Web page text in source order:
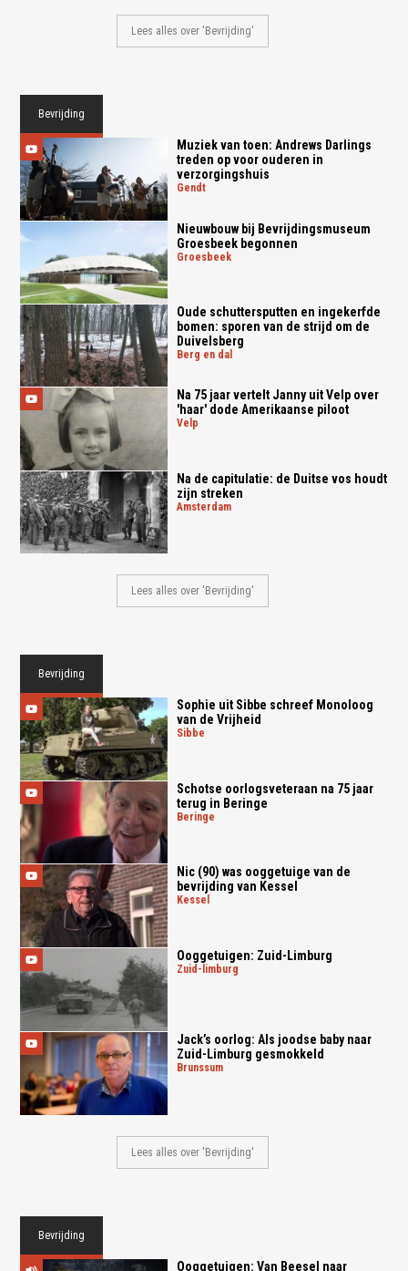
Lees alles over 'Bevrijding'
Bevrijding
Muziek van toen: Andrews Darlings
treden op voor ouderen in
verzorgingshuis
gendt
Nieuwbouw bij Bevrijdingsmuseum
Groesbeek begonnen
groesbeek
Oude schuttersputten en ingekerfde
bomen: sporen van de strijd om de
Duivelsberg
berg en dal
Na 75 jaar vertelt Janny uit Velp over
'haar' dode Amerikaanse piloot
velp
Na de capitulatie: de Duitse vos houdt
zijn streken
amsterdam
Lees alles over 'Bevrijding'
Bevrijding
Sophie uit Sibbe schreef Monoloog
van de Vrijheid
sibbe
Schotse oorlogsveteraan na 75 jaar
terug in Beringe
beringe
Nic (90) was ooggetuige van de
bevrijding van Kessel
kessel
Ooggetuigen: Zuid-Limburg
zuid-limburg
Jack’s oorlog: Als joodse baby naar
Zuid-Limburg gesmokkeld
brunssum
Lees alles over 'Bevrijding'
Bevrijding
Ooggetuigen: Van Beesel naar